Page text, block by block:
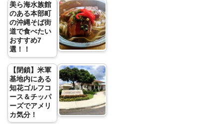
美ら海水族館
のある本部町
の沖縄そば街
道で食べたい
おすすめ7
選！！
【閉鎖】米軍
基地内にある
知花ゴルフコ
ース＆チッパ
ーズでアメリ
カ気分！